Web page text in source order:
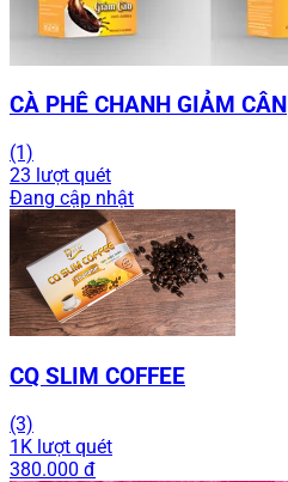
CÀ PHÊ CHANH GIẢM CÂN
(1)
23 lượt quét
Đang cập nhật
CQ SLIM COFFEE
(3)
1K lượt quét
380.000 đ